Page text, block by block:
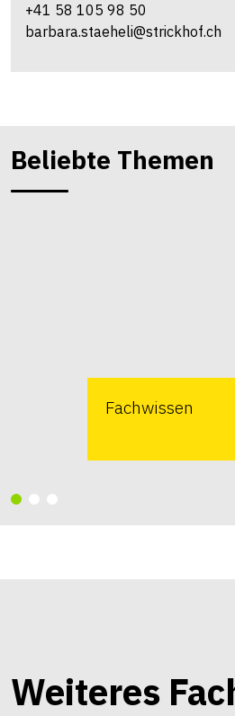
+41 58 105 98 50
barbara.staeheli@strickhof.ch
Beliebte Themen
Fachwissen
Weiteres